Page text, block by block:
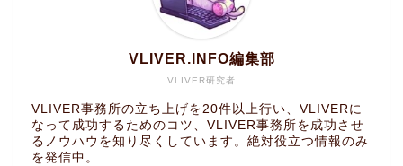
VLIVER研究者
VLIVER.INFO編集部
VLIVER事務所の立ち上げを20件以上行い、VLIVERに
なって成功するためのコツ、VLIVER事務所を成功させ
るノウハウを知り尽くしています。絶対役立つ情報のみ
を発信中。